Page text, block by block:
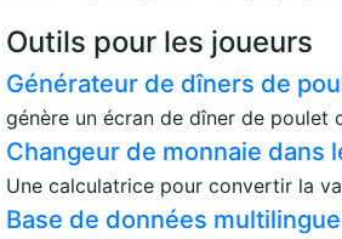
Outils pour les joueurs
Générateur de dîners de
génère un écran de dîner de poulet
Changeur de monnaie dans
Une calculatrice pour convertir la
Base de données